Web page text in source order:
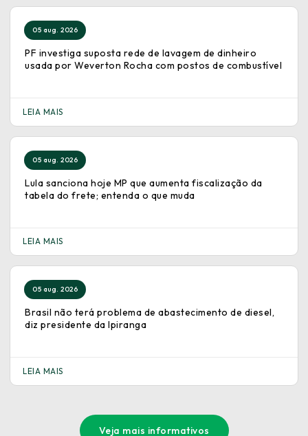
05 aug. 2026
PF investiga suposta rede de lavagem de dinheiro
usada por Weverton Rocha com postos de combustível
LEIA MAIS
05 aug. 2026
Lula sanciona hoje MP que aumenta fiscalização da
tabela do frete; entenda o que muda
LEIA MAIS
05 aug. 2026
Brasil não terá problema de abastecimento de diesel,
diz presidente da Ipiranga
LEIA MAIS
Veja mais informativos